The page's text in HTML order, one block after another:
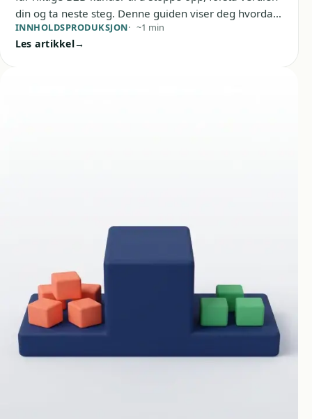
din og ta neste steg. Denne guiden viser deg hvordan
du bygger en praktisk B2B innholdsstrategi i 2026
som støtter SEO, lead generering og salgsarbeid –
INNHOLDSPRODUKSJON ~1 min
Les artikkel